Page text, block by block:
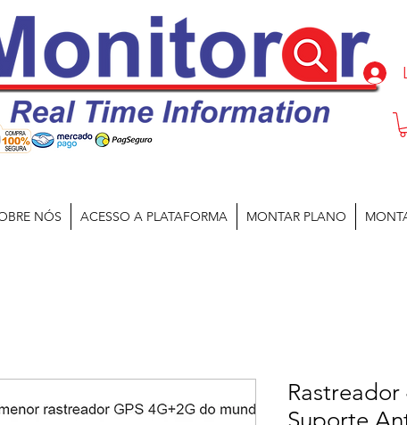
NÓS ACESSO A PLATAFORMA MONTAR PLANO